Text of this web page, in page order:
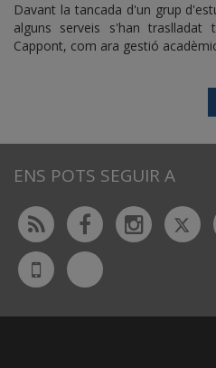
Davant la tancada d'un grup
alguns serveis s'han traslladat
Cappont, com ara gestió
ENS POTS SEGUIR A
Rss Facebook
UdL
App
Bluesky